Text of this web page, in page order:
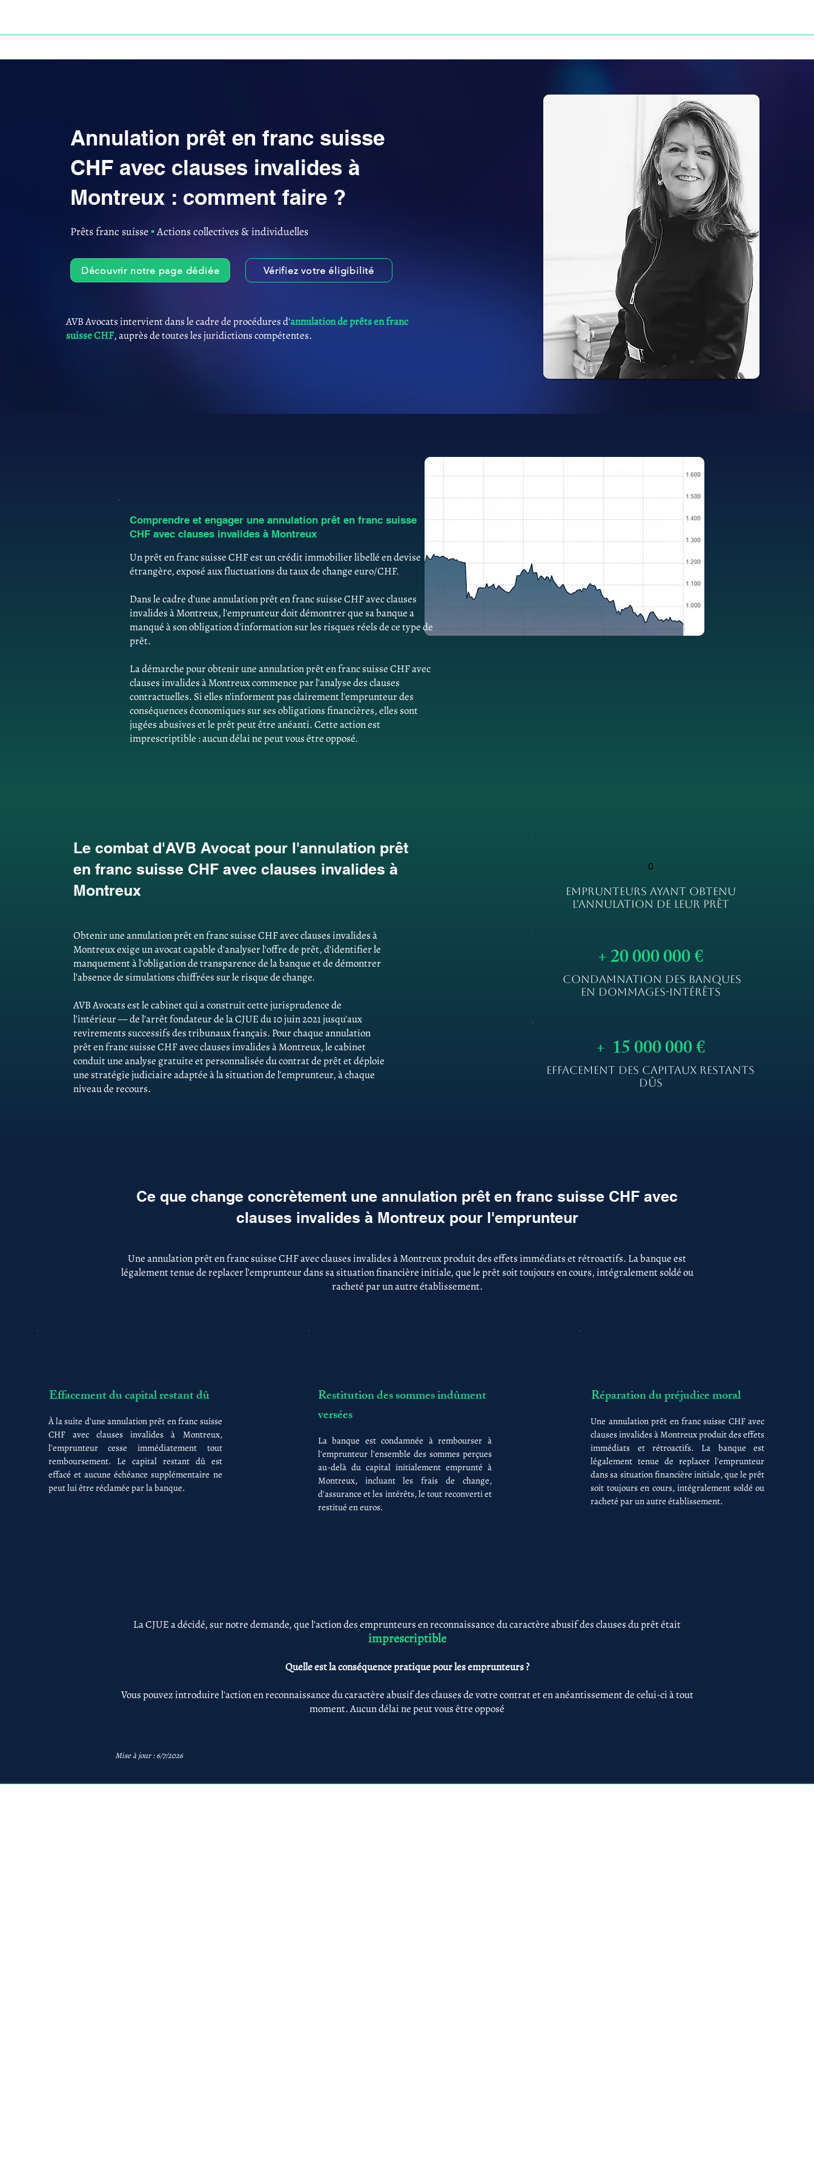
Annulation prêt en franc suisse
CHF avec clauses invalides à
Montreux : comment faire ?
Prêts franc suisse ▪︎Actions collectives & individuelles
Découvrir notre page dédiée Vérifiez votre éligibilité
AVB Avocats intervient dans le cadre de procédures d'annulation de prêts en franc
suisse CHF, auprès de toutes les juridictions compétentes.
Comprendre et engager une annulation prêt en franc suisse
CHF avec clauses invalides à Montreux
Un prêt en franc suisse CHF est un crédit immobilier libellé en devise
étrangère, exposé aux fluctuations du taux de change euro/CHF.
Dans le cadre d'une annulation prêt en franc suisse CHF avec clauses
invalides à Montreux, l'emprunteur doit démontrer que sa banque a
manqué à son obligation d'information sur les risques réels de ce type de
prêt.
La démarche pour obtenir une annulation prêt en franc suisse CHF avec
clauses invalides à Montreux commence par l'analyse des clauses
contractuelles. Si elles n'informent pas clairement l'emprunteur des
conséquences économiques sur ses obligations financières, elles sont
jugées abusives et le prêt peut être anéanti. Cette action est
imprescriptible : aucun délai ne peut vous être opposé.
Le combat d'AVB Avocat pour l'annulation prêt
en franc suisse CHF avec clauses invalides à
Montreux
Obtenir une annulation prêt en franc suisse CHF avec clauses invalides à
Montreux exige un avocat capable d'analyser l'offre de prêt, d'identifier le
manquement à l'obligation de transparence de la banque et de démontrer
l'absence de simulations chiffrées sur le risque de change.
AVB Avocats est le cabinet qui a construit cette jurisprudence de
l'intérieur — de l'arrêt fondateur de la CJUE du 10 juin 2021 jusqu'aux
revirements successifs des tribunaux français. Pour chaque annulation
prêt en franc suisse CHF avec clauses invalides à Montreux, le cabinet
conduit une analyse gratuite et personnalisée du contrat de prêt et déploie
une stratégie judiciaire adaptée à la situation de l'emprunteur, à chaque
niveau de recours.
0
EMPRUNTEURS AYANT OBTENU
L'ANNULATION DE LEUR PRÊT
+ 20 000 000 €
CONDAMNATION DES BANQUES
EN DOMMAGES-INTÉRÊTS
+ 15 000 000 €
EFFACEMENT DES CAPITAUX RESTANTS
DÛS
Ce que change concrètement une annulation prêt en franc suisse CHF avec
clauses invalides à Montreux pour l'emprunteur
Une annulation prêt en franc suisse CHF avec clauses invalides à Montreux produit des effets immédiats et rétroactifs. La banque est
légalement tenue de replacer l'emprunteur dans sa situation financière initiale, que le prêt soit toujours en cours, intégralement soldé ou
racheté par un autre établissement.
Effacement du capital restant dû
À la suite d'une annulation prêt en franc suisse
CHF avec clauses invalides à Montreux,
l'emprunteur cesse immédiatement tout
remboursement. Le capital restant dû est
effacé et aucune échéance supplémentaire ne
peut lui être réclamée par la banque.
Restitution des sommes indûment
versées
La banque est condamnée à rembourser à
l'emprunteur l'ensemble des sommes perçues
au-delà du capital initialement emprunté à
Montreux, incluant les frais de change,
d'assurance et les intérêts, le tout reconverti et
restitué en euros.
Réparation du préjudice moral
Une annulation prêt en franc suisse CHF avec
clauses invalides à Montreux produit des effets
immédiats et rétroactifs. La banque est
légalement tenue de replacer l'emprunteur
dans sa situation financière initiale, que le prêt
soit toujours en cours, intégralement soldé ou
racheté par un autre établissement.
La CJUE a décidé, sur notre demande, que l'action des emprunteurs en reconnaissance du caractère abusif des clauses du prêt était
imprescriptible
Quelle est la conséquence pratique pour les emprunteurs ?
Vous pouvez introduire l'action en reconnaissance du caractère abusif des clauses de votre contrat et en anéantissement de celui-ci à tout
moment. Aucun délai ne peut vous être opposé
Mise à jour : 6/7/2026